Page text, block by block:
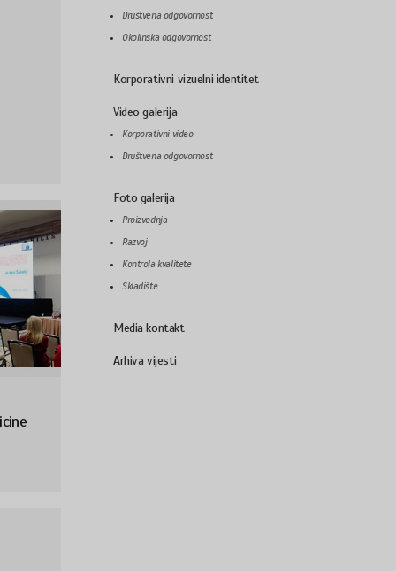
Društvena odgovornost
Okolinska odgovornost
Korporativni vizuelni identitet
Video galerija
Korporativni video
Društvena odgovornost
Foto galerija
Proizvodnja
Razvoj
Kontrola kvalitete
Skladište
Media kontakt
Arhiva vijesti